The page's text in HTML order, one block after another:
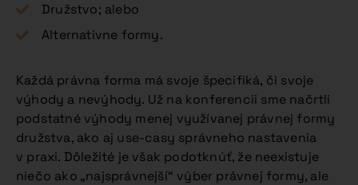
Družstvo; alebo
Alternatívne formy.
Každá právna forma má svoje špecifiká, či svoje
výhody a nevýhody. Už na konferencii sme načrtli
podstatné výhody menej využívanej právnej formy
družstva, ako aj use-casy správneho nastavenia
v praxi. Dôležité je však podotknúť, že neexistuje
niečo ako „najsprávnejší“ výber právnej formy, ale